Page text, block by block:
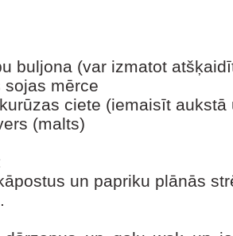
buljona (var izmatot
sojas mērce
ciete (iemaisīt
(malts)
un papriku plānās